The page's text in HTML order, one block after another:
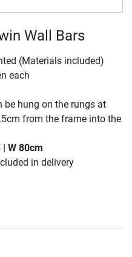
Wall Bars
(Materials included)
each
be hung on the rungs at
from the frame into the
W 80cm
in delivery